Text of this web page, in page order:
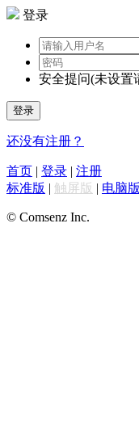
登录
安全提问(未设置
登录
还没有注册？
首页 | 登录 | 注册
标准版 | 触屏版 | 电脑版
© Comsenz Inc.